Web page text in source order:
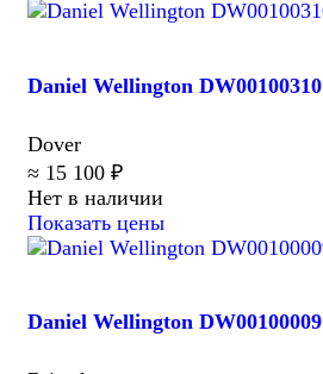
Daniel Wellington DW00100310
Dover
≈ 15 100 ₽
Нет в наличии
Показать цены
Daniel Wellington DW00100009